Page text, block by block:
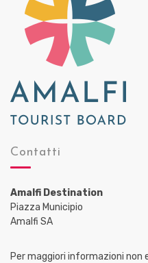
Contatti
Amalfi Destination
Piazza Municipio
Amalfi SA
Per maggiori informazioni